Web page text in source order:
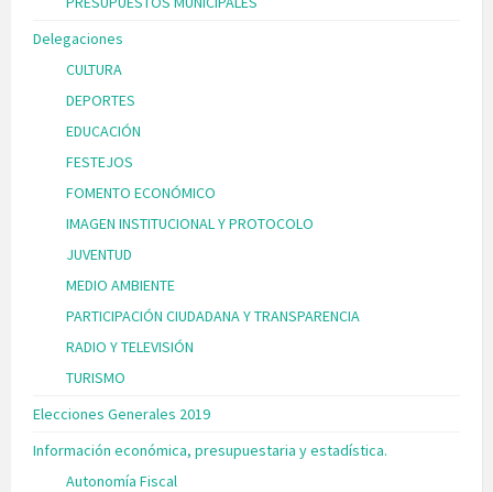
Delegaciones
CULTURA
DEPORTES
EDUCACIÓN
FESTEJOS
FOMENTO ECONÓMICO
IMAGEN INSTITUCIONAL Y PROTOCOLO
JUVENTUD
MEDIO AMBIENTE
PARTICIPACIÓN CIUDADANA Y TRANSPARENCIA
RADIO Y TELEVISIÓN
TURISMO
Elecciones Generales 2019
Información económica, presupuestaria y estadística.
Autonomía Fiscal